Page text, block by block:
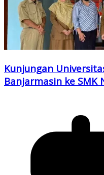
Kunjungan
Banjarmasin ke SMK